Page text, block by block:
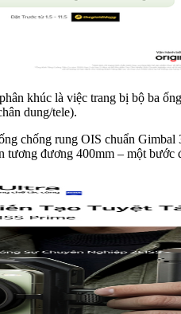
khúc là việc trang bị bộ ba
dung/tele).
chống rung OIS chuẩn
đương 400mm – một bước